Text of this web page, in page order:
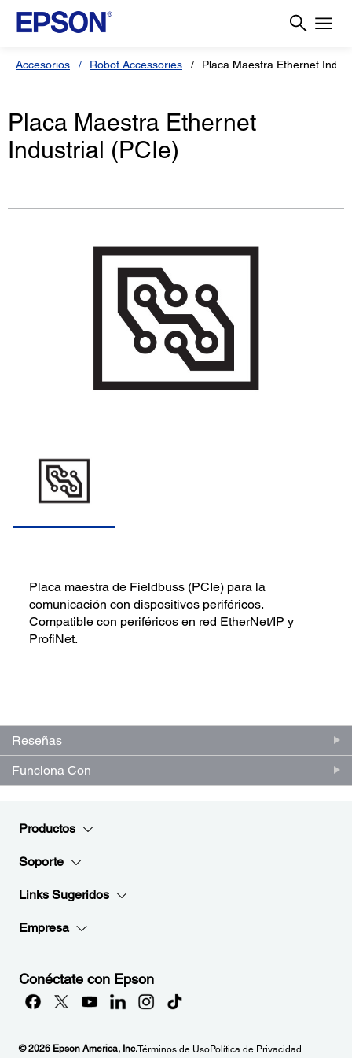
Accesorios Robot Accessories Placa Maestra Ethernet
Placa Maestra Ethernet
Industrial (PCIe)
Placa maestra de Fieldbuss (PCIe) para la
comunicación con dispositivos periféricos.
Compatible con periféricos en red EtherNet/IP y
ProfiNet.
Enlace
la
Reseñas
Funciona Con
Productos
Soporte
Links Sugeridos
Empresa
Conéctate con Epson
© 2026 Epson America, Inc.Términos de UsoPolítica de Privacidad